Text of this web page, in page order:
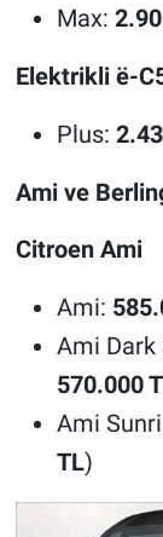
Max:
Elektrikli ë-
Plus:
Ami ve
Citroen Ami
Ami:
Ami Dark
570.000
Ami
TL)